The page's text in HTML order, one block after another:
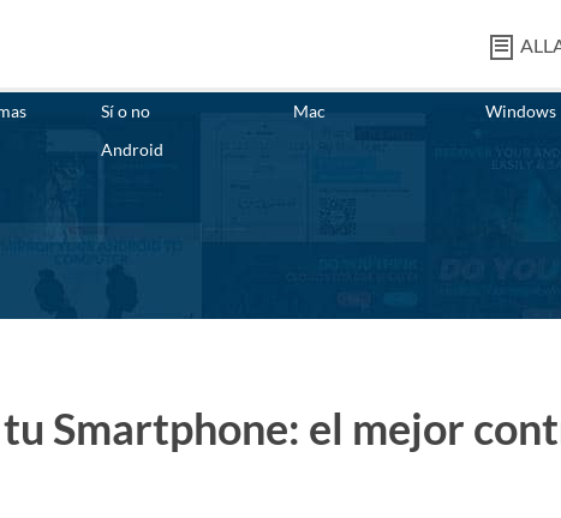
Sí o no Mac
Windows
Android
Smartphone: el mejor